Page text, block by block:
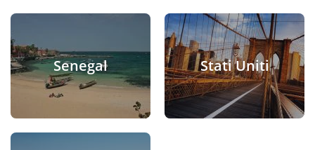
Senegal Stati Uniti